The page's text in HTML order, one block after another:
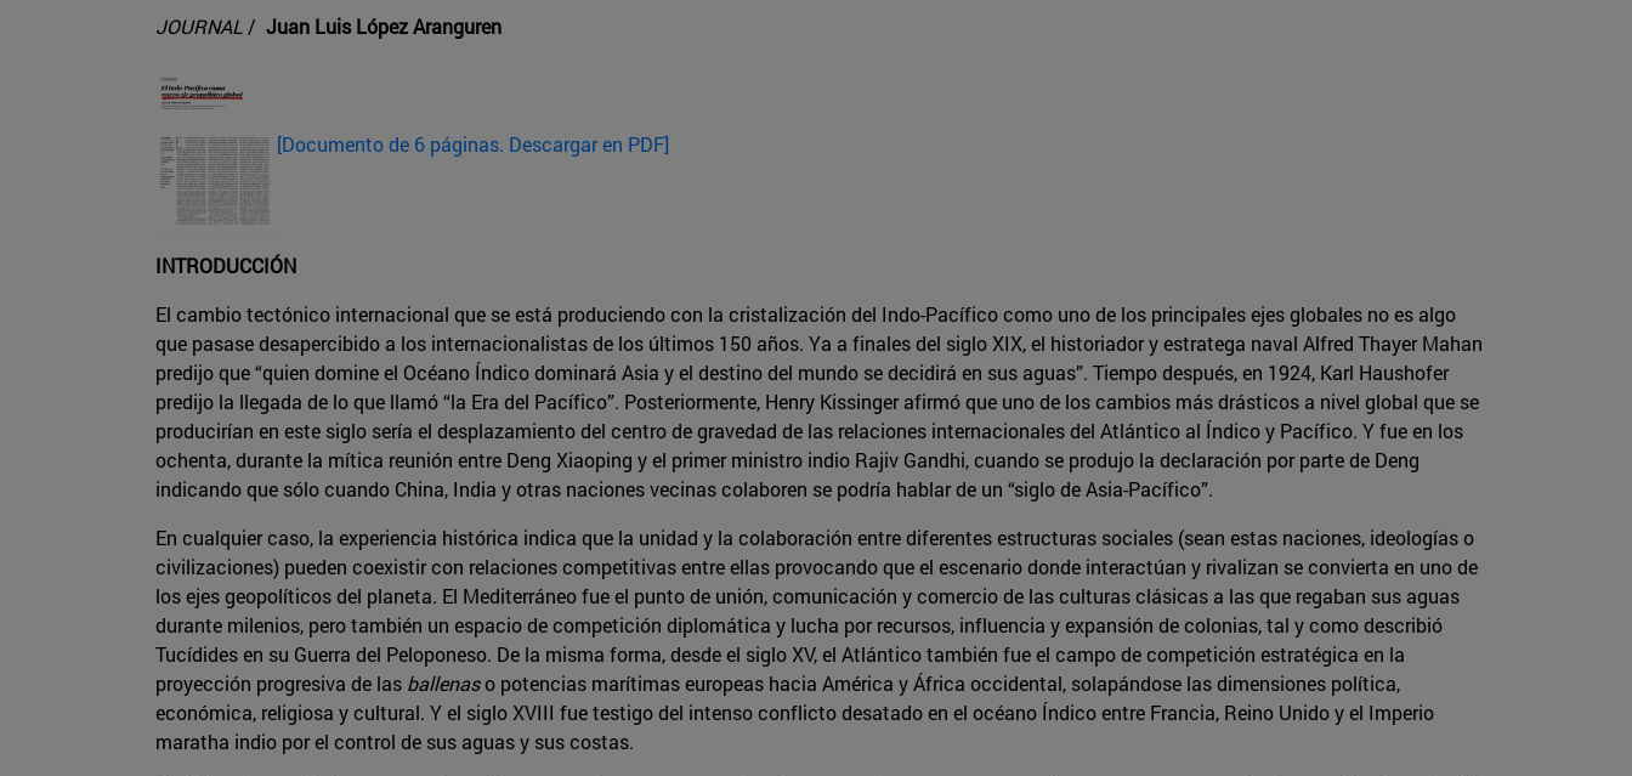
JOURNAL / Juan Luis López Aranguren
[Documento de 6 páginas. Descargar en PDF]
INTRODUCCIÓN
El cambio tectónico internacional que se está produciendo con la cristalización del Indo-Pacífico como uno de los principales ejes globales no es algo
que pasase desapercibido a los internacionalistas de los últimos 150 años. Ya a finales del siglo XIX, el historiador y estratega naval Alfred Thayer Mahan
predijo que “quien domine el Océano Índico dominará Asia y el destino del mundo se decidirá en sus aguas”. Tiempo después, en 1924, Karl Haushofer
predijo la llegada de lo que llamó “la Era del Pacífico”. Posteriormente, Henry Kissinger afirmó que uno de los cambios más drásticos a nivel global que se
producirían en este siglo sería el desplazamiento del centro de gravedad de las relaciones internacionales del Atlántico al Índico y Pacífico. Y fue en los
ochenta, durante la mítica reunión entre Deng Xiaoping y el primer ministro indio Rajiv Gandhi, cuando se produjo la declaración por parte de Deng
indicando que sólo cuando China, India y otras naciones vecinas colaboren se podría hablar de un “siglo de Asia-Pacífico”.
En cualquier caso, la experiencia histórica indica que la unidad y la colaboración entre diferentes estructuras sociales (sean estas naciones, ideologías o
civilizaciones) pueden coexistir con relaciones competitivas entre ellas provocando que el escenario donde interactúan y rivalizan se convierta en uno de
los ejes geopolíticos del planeta. El Mediterráneo fue el punto de unión, comunicación y comercio de las culturas clásicas a las que regaban sus aguas
durante milenios, pero también un espacio de competición diplomática y lucha por recursos, influencia y expansión de colonias, tal y como describió
Tucídides en su Guerra del Peloponeso. De la misma forma, desde el siglo XV, el Atlántico también fue el campo de competición estratégica en la
proyección progresiva de las ballenaso potencias marítimas europeas hacia América y África occidental, solapándose las dimensiones política,
económica, religiosa y cultural. Y el siglo XVIII fue testigo del intenso conflicto desatado en el océano Índico entre Francia, Reino Unido y el Imperio
maratha indio por el control de sus aguas y sus costas.